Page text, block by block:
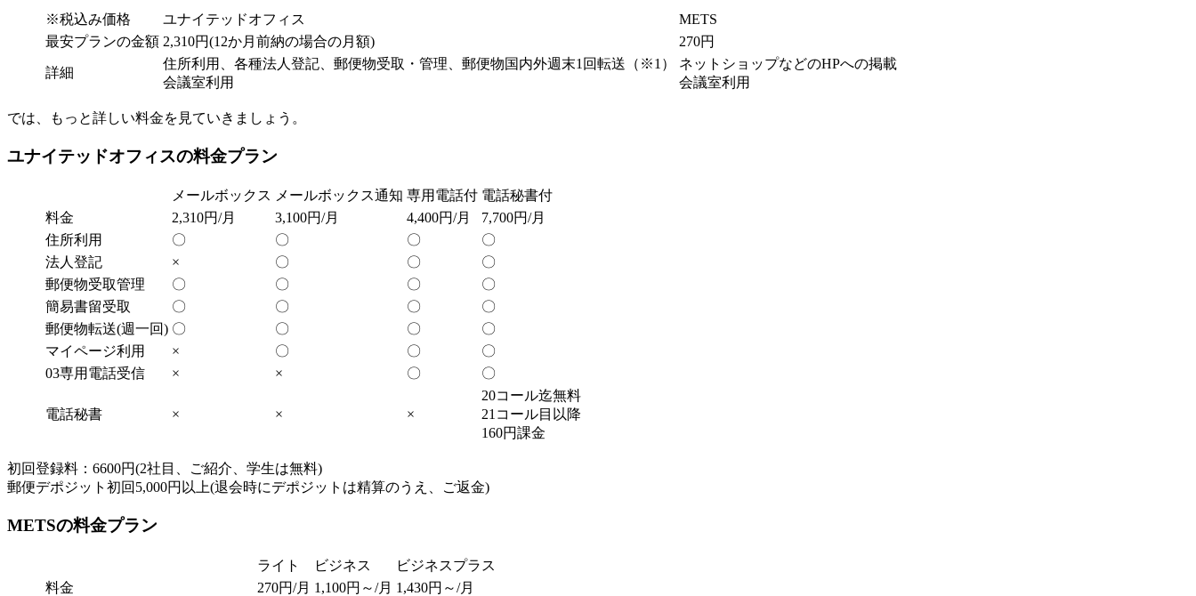
※税込み価格 ユナイテッドオフィス
METS
最安プランの金額 2,310円(12か月前納の場合の月額) 270円
詳細
住所利用、各種法人登記、郵便物受取・管理、郵便物国内外週末1回転送（※1）
会議室利用
ネットショップなどのHPへの掲載
会議室利用
では、もっと詳しい料金を見ていきましょう。
ユナイテッドオフィスの料金プラン
メールボックス メールボックス通知 専用電話付 電話秘書付
料金
2,310円/月 3,100円/月 4,400円/月
7,700円/月
住所利用
〇 〇 〇
〇
法人登記
× 〇 〇
〇
郵便物受取管理
〇 〇 〇
〇
簡易書留受取
〇 〇 〇
〇
郵便物転送(週一回) 〇 〇 〇
〇
マイページ利用
× 〇 〇
〇
03専用電話受信
× × 〇 〇
電話秘書 × × ×
20コール迄無料
21コール目以降
160円課金
初回登録料：6600円(2社目、ご紹介、学生は無料)
郵便デポジット初回5,000円以上(退会時にデポジットは精算のうえ、ご返金)
METSの料金プラン
ライト ビジネス
ビジネスプラス
料金
270円/月 1,100円～/月 1,430円～/月